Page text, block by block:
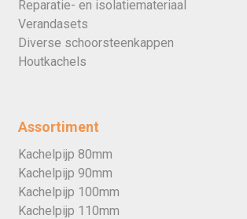
Reparatie- en isolatiemateriaal
Verandasets
Diverse schoorsteenkappen
Houtkachels
Assortiment
Kachelpijp 80mm
Kachelpijp 90mm
Kachelpijp 100mm
Kachelpijp 110mm